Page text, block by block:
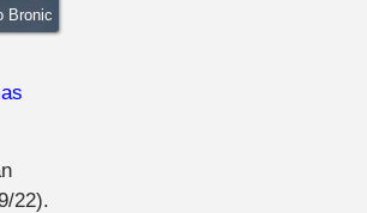
Bronic
22).